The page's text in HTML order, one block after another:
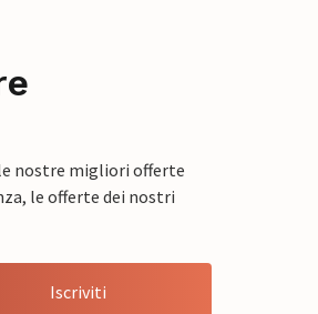
nostre migliori offerte
le offerte dei nostri
Iscriviti